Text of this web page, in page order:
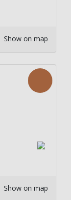
Show on map
Show on map